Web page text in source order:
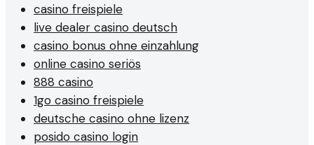
casino freispiele
live dealer casino deutsch
casino bonus ohne einzahlung
online casino seriös
888 casino
1go casino freispiele
deutsche casino ohne lizenz
posido casino login